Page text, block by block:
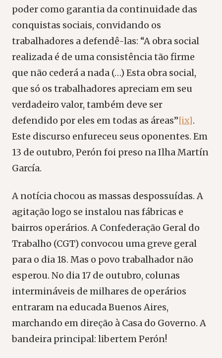
poder como garantia da continuidade das
conquistas sociais, convidando os
trabalhadores a defendê-las: “A obra social
realizada é de uma consistência tão firme
que não cederá a nada (…) Esta obra social,
que só os trabalhadores apreciam em seu
verdadeiro valor, também deve ser
defendido por eles em todas as áreas”[ix].
Este discurso enfureceu seus oponentes. Em
13 de outubro, Perón foi preso na Ilha Martín
García.
A notícia chocou as massas despossuídas. A
agitação logo se instalou nas fábricas e
bairros operários. A Confederação Geral do
Trabalho (CGT) convocou uma greve geral
para o dia 18. Mas o povo trabalhador não
esperou. No dia 17 de outubro, colunas
intermináveis de milhares de operários
entraram na educada Buenos Aires,
marchando em direção à Casa do Governo. A
bandeira principal: libertem Perón!